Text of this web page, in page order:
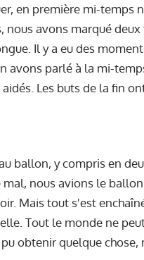
en première mi-temps
nous avons marqué
Il y a eu des
avons parlé à la mi-
Les buts de la fin
ballon, y compris en
nous avions le
Mais tout s'est
Tout le monde ne
obtenir quelque